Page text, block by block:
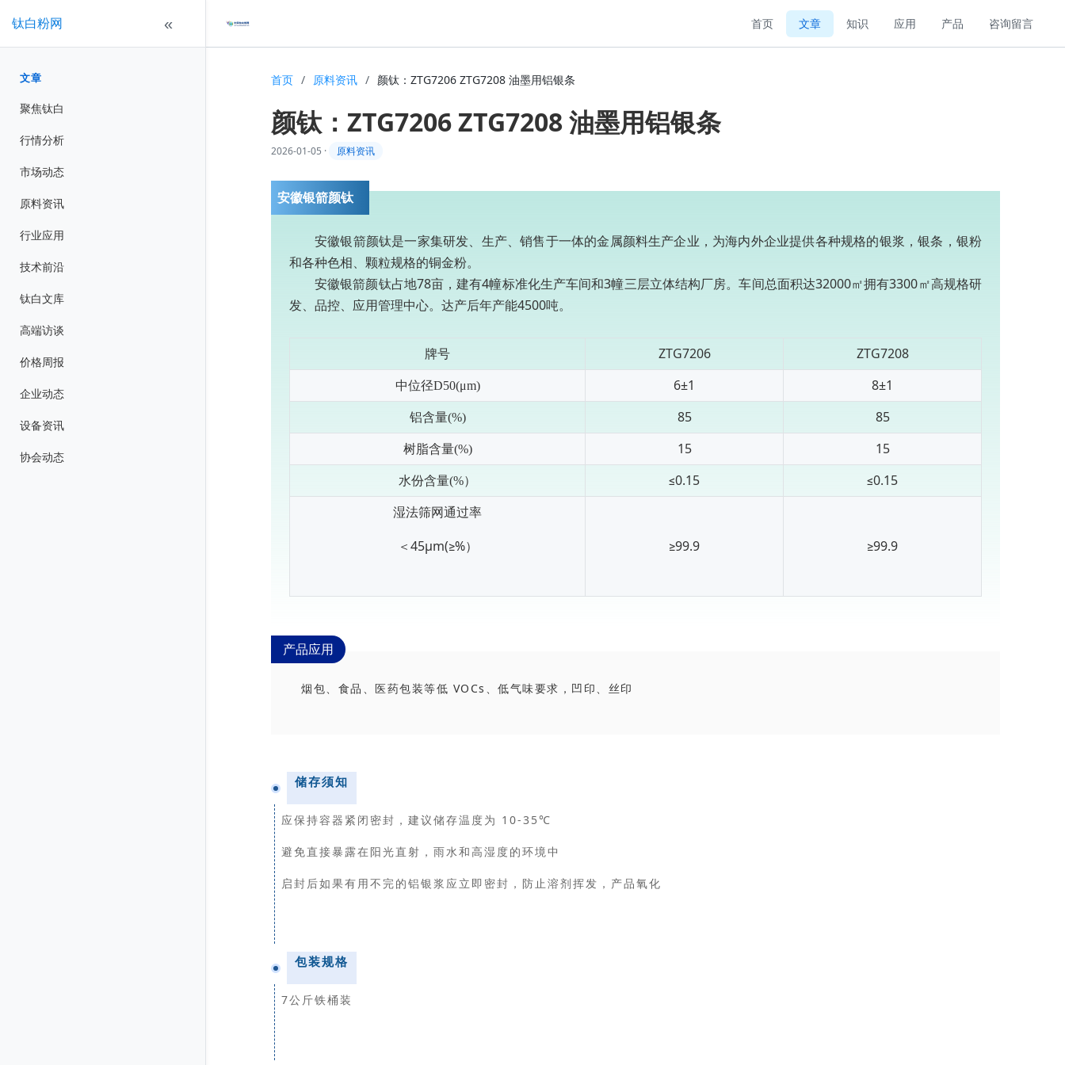
钛白粉网 «
文章
聚焦钛白
行情分析
市场动态
原料资讯
行业应用
技术前沿
钛白文库
高端访谈
价格周报
企业动态
设备资讯
协会动态
首页 文章 知识 应用 产品 咨询留言
首页 / 原料资讯 / 颜钛：ZTG7206 ZTG7208 油墨用铝银条
颜钛：ZTG7206 ZTG7208 油墨用铝银条
2026-01-05 · 原料资讯
安徽银箭颜钛
安徽银箭颜钛是一家集研发、生产、销售于一体的金属颜料生产企业，为海内外企业提供各种规格的银浆，银条，银粉
和各种色相、颗粒规格的铜金粉。
安徽银箭颜钛占地78亩，建有4幢标准化生产车间和3幢三层立体结构厂房。车间总面积达32000㎡拥有3300㎡高规格研
发、品控、应用管理中心。达产后年产能4500吨。
牌号 ZTG7206 ZTG7208
中位径D50(μm) 6±1 8±1
铝含量(%) 85 85
树脂含量(%) 15 15
水份含量(%） ≤0.15
≤0.15
湿法筛网通过率
＜45μm(≥%） ≥99.9 ≥99.9
产品应用
烟包、食品、医药包装等低 VOCs、低气味要求，凹印、丝印
储存须知
应保持容器紧闭密封，建议储存温度为 10-35℃
避免直接暴露在阳光直射，雨水和高湿度的环境中
启封后如果有用不完的铝银浆 应立即密封，防止溶剂挥发，产品氧化
包装规格
7公斤铁桶装